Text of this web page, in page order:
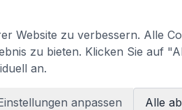
Website zu verbessern. Alle
zu bieten. Klicken Sie auf
an.
anpassen Alle